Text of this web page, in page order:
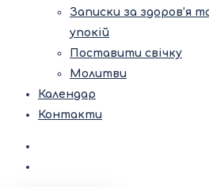
Записки за здоров’я
упокій
Поставити свічку
Молитви
Календар
Контакти